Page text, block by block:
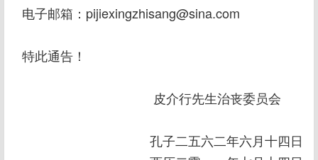
电子邮箱：pijiexingzhisang@sina.com
特此通告！
皮介行先生治丧委员会
孔子二五六二年六月十四日